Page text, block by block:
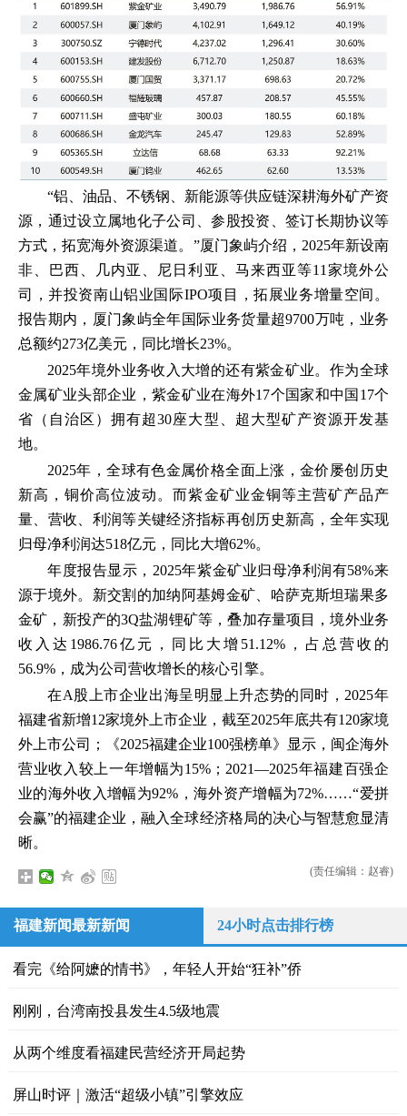
“铝、油品、不锈钢、新能源等供应链深耕海外矿产资
源，通过设立属地化子公司、参股投资、签订长期协议等
方式，拓宽海外资源渠道。”厦门象屿介绍，2025年新设南
非、巴西、几内亚、尼日利亚、马来西亚等11家境外公
司，并投资南山铝业国际IPO项目，拓展业务增量空间。
报告期内，厦门象屿全年国际业务货量超9700万吨，业务
总额约273亿美元，同比增长23%。
2025年境外业务收入大增的还有紫金矿业。作为全球
金属矿业头部企业，紫金矿业在海外17个国家和中国17个
省（自治区）拥有超30座大型、超大型矿产资源开发基
地。
2025年，全球有色金属价格全面上涨，金价屡创历史
新高，铜价高位波动。而紫金矿业金铜等主营矿产品产
量、营收、利润等关键经济指标再创历史新高，全年实现
归母净利润达518亿元，同比大增62%。
年度报告显示，2025年紫金矿业归母净利润有58%来
源于境外。新交割的加纳阿基姆金矿、哈萨克斯坦瑞果多
金矿，新投产的3Q盐湖锂矿等，叠加存量项目，境外业务
收入达1986.76亿元，同比大增51.12%，占总营收的
56.9%，成为公司营收增长的核心引擎。
在A股上市企业出海呈明显上升态势的同时，2025年
福建省新增12家境外上市企业，截至2025年底共有120家境
外上市公司；《2025福建企业100强榜单》显示，闽企海外
营业收入较上一年增幅为15%；2021—2025年福建百强企
业的海外收入增幅为92%，海外资产增幅为72%……“爱拼
会赢”的福建企业，融入全球经济格局的决心与智慧愈显清
晰。
(责任编辑：赵睿)
福建新闻最新新闻 24小时点击排行榜
看完《给阿嬷的情书》，年轻人开始“狂补”侨
刚刚，台湾南投县发生4.5级地震
从两个维度看福建民营经济开局起势
屏山时评｜激活“超级小镇”引擎效应